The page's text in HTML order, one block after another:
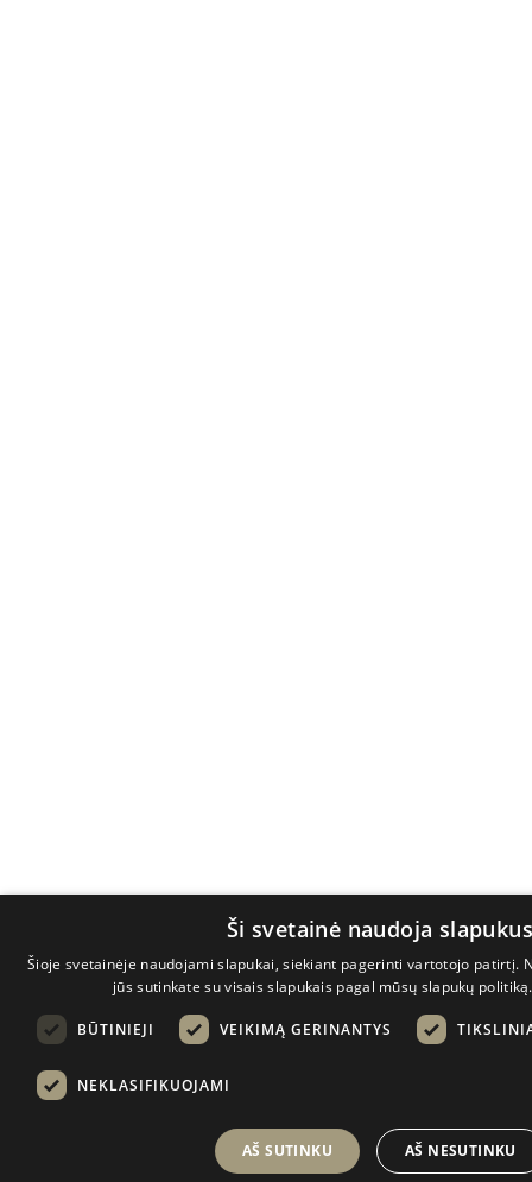
Ši svetainė naudoja
Šioje svetainėje naudojami slapukai, siekiant pagerinti vartotojo patirtį.
jūs sutinkate su visais slapukais pagal mūsų slapukų politiką.
BŪTINIEJI VEIKIMĄ GERINANTYS
NEKLASIFIKUOJAMI
AŠ SUTINKU AŠ NESUTINKU